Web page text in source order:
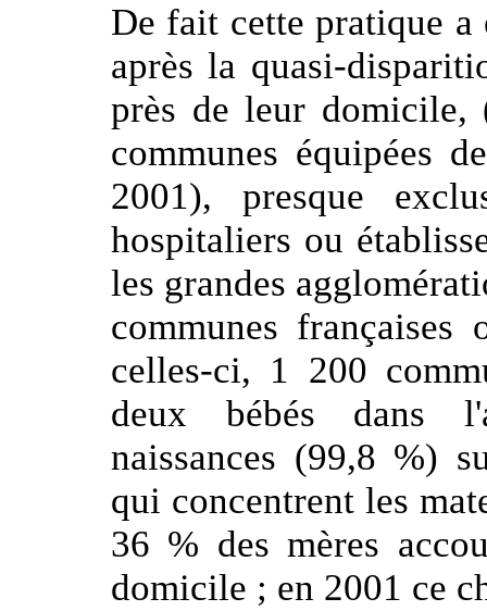
De fait cette pratique a
après la quasi-
près de leur domicile,
communes équipées
2001), presque
hospitaliers ou
les grandes
communes
celles-ci, 1 200
deux bébés dans
naissances (99,8 %)
qui concentrent les
36 % des mères
domicile ; en 2001 ce